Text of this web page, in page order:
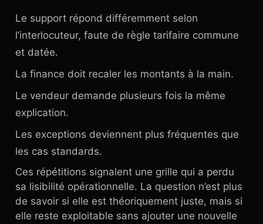
Le support répond différemment selon
l’interlocuteur, faute de règle tarifaire commune
et datée.
La finance doit recaler les montants à la main.
Le vendeur demande plusieurs fois la même
explication.
Les exceptions deviennent plus fréquentes que
les cas standards.
Ces répétitions signalent une grille qui a perdu
sa lisibilité opérationnelle. La question n’est plus
de savoir si elle est théoriquement juste, mais si
elle reste exploitable sans ajouter une nouvelle